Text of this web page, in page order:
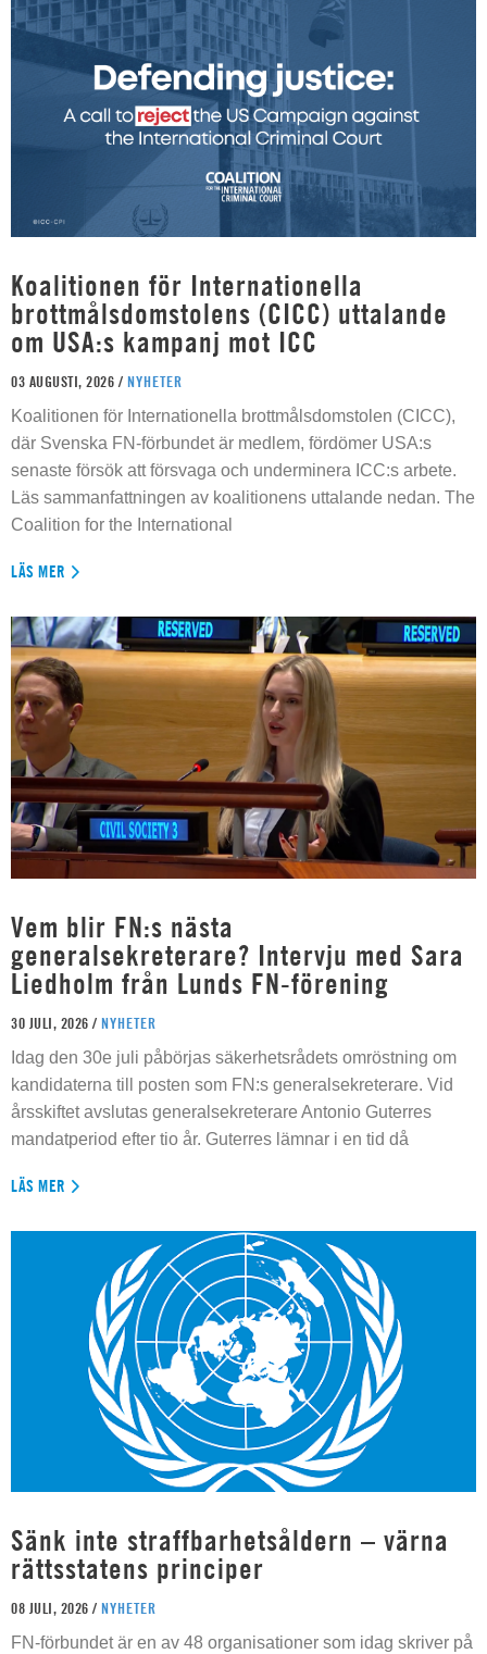
Koalitionen för Internationella
brottmålsdomstolens (CICC) uttalande
om USA:s kampanj mot ICC
03 AUGUSTI, 2026 / NYHETER
Koalitionen för Internationella brottmålsdomstolen (CICC),
där Svenska FN-förbundet är medlem, fördömer USA:s
senaste försök att försvaga och underminera ICC:s arbete.
Läs sammanfattningen av koalitionens uttalande nedan. The
Coalition for the International
LÄS MER
Vem blir FN:s nästa
generalsekreterare? Intervju med Sara
Liedholm från Lunds FN-förening
30 JULI, 2026 / NYHETER
Idag den 30e juli påbörjas säkerhetsrådets omröstning om
kandidaterna till posten som FN:s generalsekreterare. Vid
årsskiftet avslutas generalsekreterare Antonio Guterres
mandatperiod efter tio år. Guterres lämnar i en tid då
LÄS MER
Sänk inte straffbarhetsåldern – värna
rättsstatens principer
08 JULI, 2026 / NYHETER
FN-förbundet är en av 48 organisationer som idag skriver på